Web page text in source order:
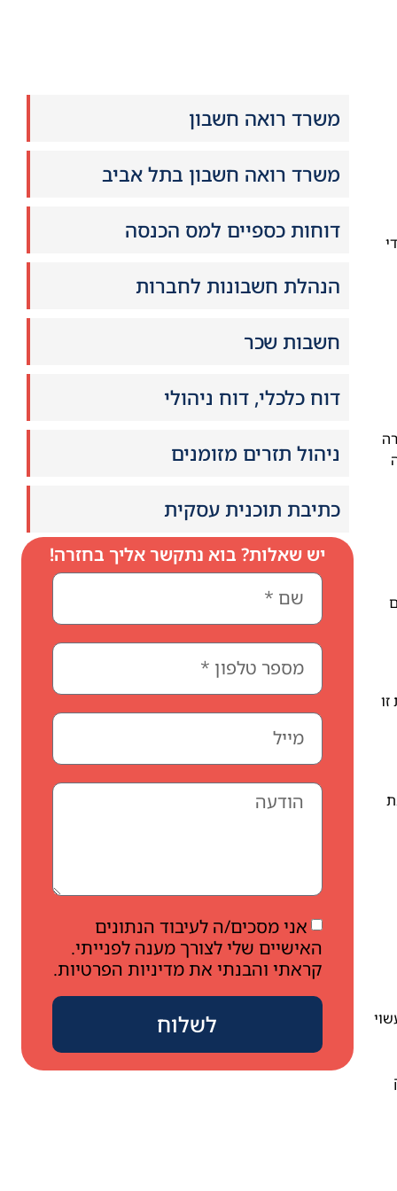
משרד רואה חשבון
משרד רואה חשבון בתל אביב
דוחות כספיים למס הכנסה
הנהלת חשבונות לחברות
חשבות שכר
דוח כלכלי, דוח ניהולי
ניהול תזרים מזומנים
כתיבת תוכנית עסקית
יש שאלות? בוא נתקשר אליך בחזרה!
אני מסכים/ה לעיבוד הנתונים
האישיים שלי לצורך מענה לפנייתי.
קראתי והבנתי את מדיניות הפרטיות.
לשלוח